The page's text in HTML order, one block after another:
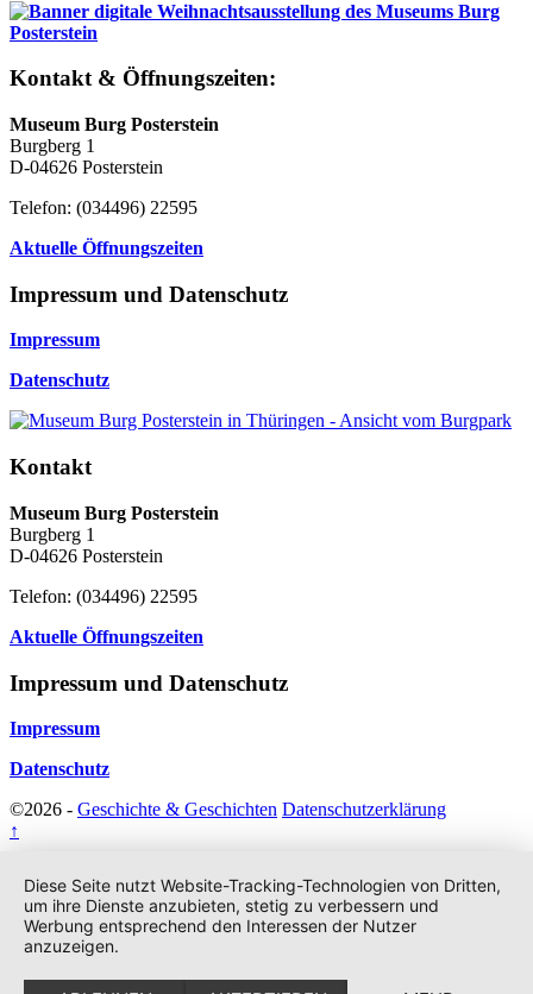
Kontakt & Öffnungszeiten:
Museum Burg Posterstein
Burgberg 1
D-04626 Posterstein
Telefon: (034496) 22595
Aktuelle Öffnungszeiten
Impressum und Datenschutz
Impressum
Datenschutz
Kontakt
Museum Burg Posterstein
Burgberg 1
D-04626 Posterstein
Telefon: (034496) 22595
Aktuelle Öffnungszeiten
Impressum und Datenschutz
Impressum
Datenschutz
©2026 - Geschichte & Geschichten Datenschutzerklärung
↑
Diese Seite nutzt Website-Tracking-Technologien von Dritten,
um ihre Dienste anzubieten, stetig zu verbessern und
Werbung entsprechend den Interessen der Nutzer
anzuzeigen.